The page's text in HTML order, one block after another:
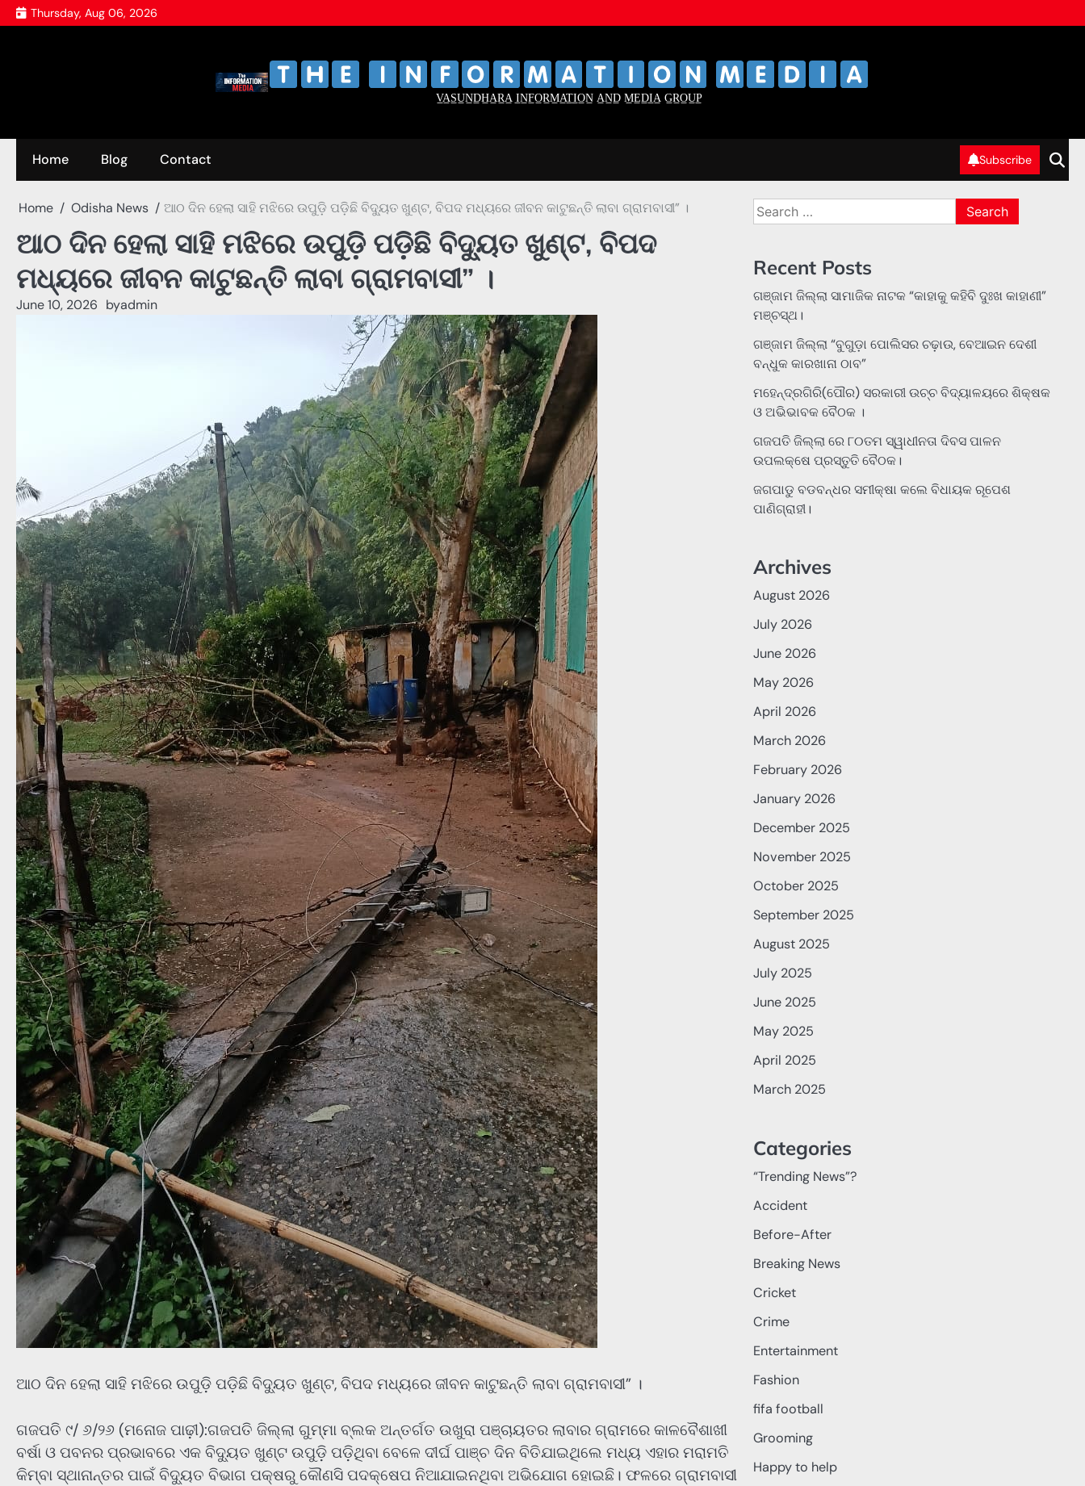
Skip
to
Thursday, Aug 06, 2026
V̲A̲S̲U̲N̲D̲H̲A̲R̲A̲ I̲N̲F̲O̲R̲M̲A̲T̲I̲O̲N̲ A̲N̲D̲ M̲E̲D̲I̲A̲ G̲R̲O̲U̲P̲
Home Blog Contact Subscribe
Home Odisha News ଆଠ ଦିନ ହେଲା ସାହି ମଝିରେ ଉପୁଡ଼ି ପଡ଼ିଛି ବିଦ୍ୟୁତ ଖୁଣ୍ଟ, ବିପଦ ମଧ୍ୟରେ ଜୀବନ କାଟୁଛନ୍ତି ଲାବା ଗ୍ରାମବାସୀ” ।
ଆଠ ଦିନ ହେଲା ସାହି ମଝିରେ ଉପୁଡ଼ି ପଡ଼ିଛି ବିଦ୍ୟୁତ ଖୁଣ୍ଟ, ବିପଦ
ମଧ୍ୟରେ ଜୀବନ କାଟୁଛନ୍ତି ଲାବା ଗ୍ରାମବାସୀ” ।
June 10, 2026 byadmin
ଆଠ ଦିନ ହେଲା ସାହି ମଝିରେ ଉପୁଡ଼ି ପଡ଼ିଛି ବିଦ୍ୟୁତ ଖୁଣ୍ଟ, ବିପଦ ମଧ୍ୟରେ ଜୀବନ କାଟୁଛନ୍ତି ଲାବା ଗ୍ରାମବାସୀ” ।
ଗଜପତି ୯/ ୬/୨୬ (ମନୋଜ ପାଢ଼ୀ):ଗଜପତି ଜିଲ୍ଲା ଗୁମ୍ମା ବ୍ଲକ ଅନ୍ତର୍ଗତ ଉଖୁରା ପଞ୍ଚାୟତର ଲାବାର ଗ୍ରାମରେ କାଳବୈଶାଖୀ
ବର୍ଷା ଓ ପବନର ପ୍ରଭାବରେ ଏକ ବିଦ୍ୟୁତ ଖୁଣ୍ଟ ଉପୁଡ଼ି ପଡ଼ିଥିବା ବେଳେ ଦୀର୍ଘ ପାଞ୍ଚ ଦିନ ବିତିଯାଇଥିଲେ ମଧ୍ୟ ଏହାର ମରାମତି
କିମ୍ବା ସ୍ଥାନାନ୍ତର ପାଇଁ ବିଦ୍ୟୁତ ବିଭାଗ ପକ୍ଷରୁ କୌଣସି ପଦକ୍ଷେପ ନିଆଯାଇନଥିବା ଅଭିଯୋଗ ହୋଇଛି। ଫଳରେ ଗ୍ରାମବାସୀ
Search
for:
Recent Posts
ଗଞ୍ଜାମ ଜିଲ୍ଲା ସାମାଜିକ ନାଟକ “କାହାକୁ କହିବି ଦୁଃଖ କାହାଣୀ”
ମଞ୍ଚସ୍ଥ।
ଗଞ୍ଜାମ ଜିଲ୍ଲା “ବୁଗୁଡ଼ା ପୋଲିସର ଚଢ଼ାଉ, ବେଆଇନ ଦେଶୀ
ବନ୍ଧୁକ କାରଖାନା ଠାବ”
ମହେନ୍ଦ୍ରଗିରି(ପୌର) ସରକାରୀ ଉଚ୍ଚ ବିଦ୍ୟାଳୟରେ ଶିକ୍ଷକ
ଓ ଅଭିଭାବକ ବୈଠକ ।
ଗଜପତି ଜିଲ୍ଲା ରେ ୮୦ତମ ସ୍ୱାଧୀନତା ଦିବସ ପାଳନ
ଉପଲକ୍ଷେ ପ୍ରସ୍ତୁତି ବୈଠକ।
ଜଗପାଡୁ ବଡବନ୍ଧର ସମୀକ୍ଷା କଲେ ବିଧାୟକ ରୂପେଶ
ପାଣିଗ୍ରାହୀ।
Archives
August 2026
July 2026
June 2026
May 2026
April 2026
March 2026
February 2026
January 2026
December 2025
November 2025
October 2025
September 2025
August 2025
July 2025
June 2025
May 2025
April 2025
March 2025
Categories
“Trending News”?
Accident
Before-After
Breaking News
Cricket
Crime
Entertainment
Fashion
fifa football
Grooming
Happy to help